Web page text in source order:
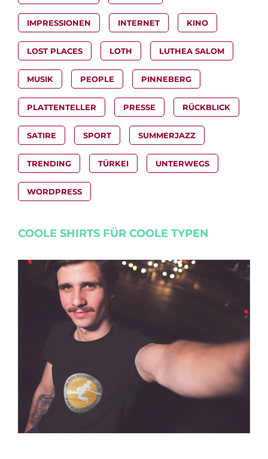
IMPRESSIONEN INTERNET KINO
LOST PLACES LOTH LUTHEA SALOM
MUSIK PEOPLE PINNEBERG
PLATTENTELLER PRESSE RÜCKBLICK
SATIRE SPORT SUMMERJAZZ
TRENDING TÜRKEI UNTERWEGS
WORDPRESS
COOLE SHIRTS FÜR COOLE TYPEN